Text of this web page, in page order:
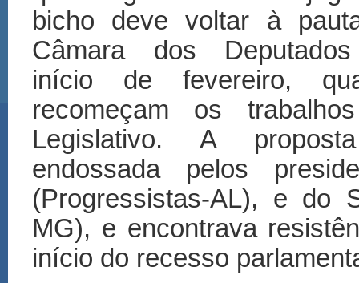
bicho deve voltar à
Câmara dos
início de fevereiro,
recomeçam os
Legislativo. A
endossada pelos
(Progressistas-AL), e do
MG), e encontrava
início do recesso